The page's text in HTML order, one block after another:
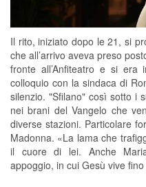
Il rito, iniziato dopo le 21, si
che all’arrivo aveva preso
fronte all’Anfiteatro e si era
colloquio con la sindaca di
silenzio. "Sfilano" così sotto i
nei brani del Vangelo che
diverse stazioni. Particolare
Madonna. «La lama che
il cuore di lei. Anche
appoggio, in cui Gesù vive